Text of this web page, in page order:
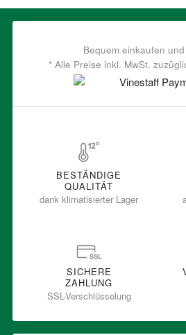
Bequem einkaufen
* Alle Preise inkl. MwSt.
BESTÄNDIGE
QUALITÄT
dank klimatisierter Lager
SICHERE
ZAHLUNG
SSL-Verschlüsselung